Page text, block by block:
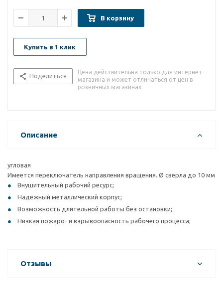
В корзину
Купить в 1 клик
Поделиться
Цена действительна только для интернет-
магазина и может отличаться от цен в
розничных магазинах
Описание
угловая
Имеется переключатель направления вращения. Ø сверла до 10 мм
Внушительный рабочий ресурс;
Надежный металлический корпус;
Возможность длительной работы без остановки;
Низкая пожаро- и взрывоопасность рабочего процесса;
Отзывы